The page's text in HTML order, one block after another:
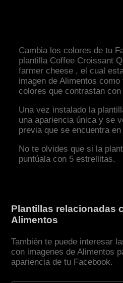
Cambia los colores de tu
plantilla Coffee Croissant
farmer cheese , el cual
imagen de Alimentos
colores que contrastan
Una vez instalado la
una apariencia única y se
previa que se encuentra
No te olvides que si la
puntúala con 5 estrellitas.
Plantillas relacionadas
Alimentos
También te puede interesar
con imagenes de Alimentos
apariencia de tu Facebook.